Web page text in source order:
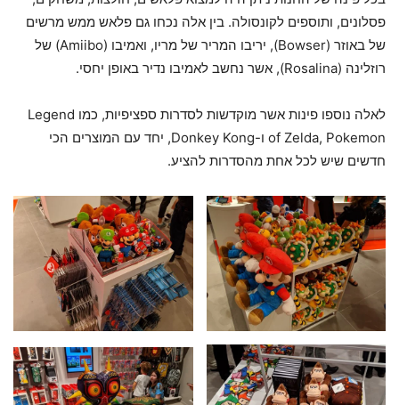
פסלונים, ותוספים לקונסולה. בין אלה נכחו גם פלאש ממש מרשים
של באוזר (Bowser), יריבו המריר של מריו, ואמיבו (Amiibo) של
רוזלינה (Rosalina), אשר נחשב לאמיבו נדיר באופן יחסי.
לאלה נוספו פינות אשר מוקדשות לסדרות ספציפיות, כמו Legend
of Zelda, Pokemon ו-Donkey Kong, יחד עם המוצרים הכי
חדשים שיש לכל אחת מהסדרות להציע.